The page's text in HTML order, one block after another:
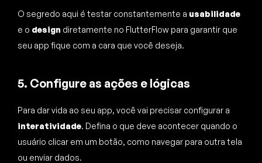
O segredo aqui é testar constantemente a usabilidade
e o design diretamente no FlutterFlow para garantir que
seu app fique com a cara que você deseja.
5. Configure as ações e lógicas
Para dar vida ao seu app, você vai precisar configurar a
interatividade. Defina o que deve acontecer quando o
usuário clicar em um botão, como navegar para outra tela
ou enviar dados.